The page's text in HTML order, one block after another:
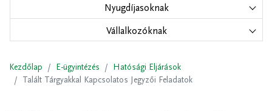
Nyugdíjasoknak
Vállalkozóknak
Kezdőlap E-ügyintézés
Hatósági Eljárások
Talált Tárgyakkal Kapcsolatos Jegyzői Feladatok